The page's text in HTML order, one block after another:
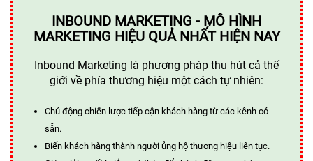
INBOUND MARKETING - MÔ HÌNH
MARKETING HIỆU QUẢ NHẤT HIỆN NAY
Inbound Marketing là phương pháp thu hút cả thế
giới về phía thương hiệu một cách tự nhiên:
Chủ động chiến lược tiếp cận khách hàng từ các kênh có
sẵn.
Biến khách hàng thành người ủng hộ thương hiệu liên tục.